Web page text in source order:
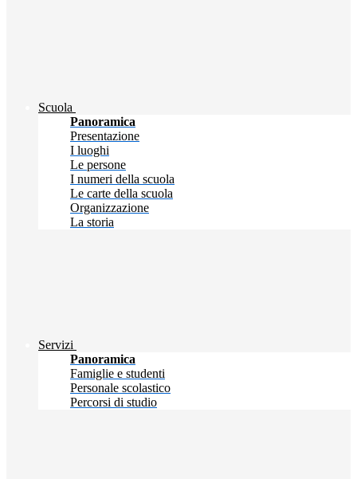
Scuola
Panoramica
Presentazione
I luoghi
Le persone
I numeri della scuola
Le carte della scuola
Organizzazione
La storia
Servizi
Panoramica
Famiglie e studenti
Personale scolastico
Percorsi di studio